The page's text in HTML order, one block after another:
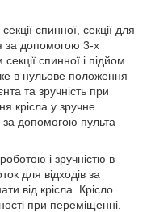
спинної, секції для
за допомогою 3-х
спинної і підйом
в нульове положення
та зручність при
крісла у зручне
за допомогою пульта
і зручністю в
для відходів за
від крісла. Крісло
при переміщенні.